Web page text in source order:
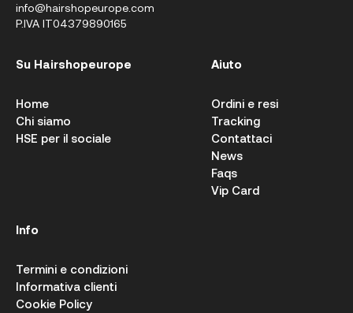
info@hairshopeurope.com
P.IVA IT04379890165
Su Hairshopeurope
Home
Chi siamo
HSE per il sociale
Aiuto
Ordini e resi
Tracking
Contattaci
News
Faqs
Vip Card
Info
Termini e condizioni
Informativa clienti
Cookie Policy